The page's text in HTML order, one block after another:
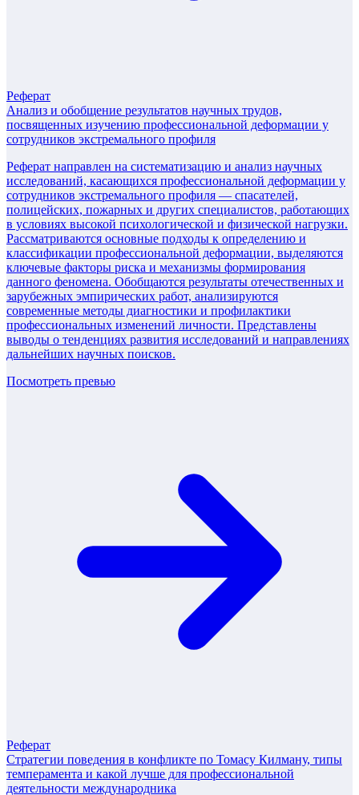
Реферат
Анализ и обобщение результатов научных трудов,
посвященных изучению профессиональной деформации у
сотрудников экстремального профиля
Реферат направлен на систематизацию и анализ научных
исследований, касающихся профессиональной деформации у
сотрудников экстремального профиля — спасателей,
полицейских, пожарных и других специалистов, работающих
в условиях высокой психологической и физической нагрузки.
Рассматриваются основные подходы к определению и
классификации профессиональной деформации, выделяются
ключевые факторы риска и механизмы формирования
данного феномена. Обобщаются результаты отечественных и
зарубежных эмпирических работ, анализируются
современные методы диагностики и профилактики
профессиональных изменений личности. Представлены
выводы о тенденциях развития исследований и направлениях
дальнейших научных поисков.
Посмотреть превью
Реферат
Стратегии поведения в конфликте по Томасу Килману, типы
темперамента и какой лучше для профессиональной
деятельности международника